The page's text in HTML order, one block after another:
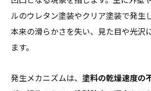
ルのウレタン塗装やクリア塗装で発生
本来の滑らかさを失い、見た目や光沢
ます。
発生メカニズムは、塗料の乾燥速度の